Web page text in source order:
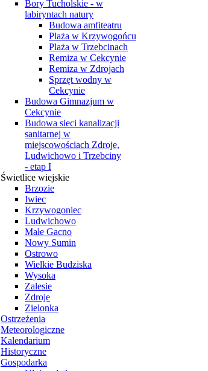
Bory Tucholskie - w
labiryntach natury
Budowa amfiteatru
Plaża w Krzywogońcu
Plaża w Trzebcinach
Remiza w Cekcynie
Remiza w Zdrojach
Sprzęt wodny w
Cekcynie
Budowa Gimnazjum w
Cekcynie
Budowa sieci kanalizacji
sanitarnej w
miejscowościach Zdroje,
Ludwichowo i Trzebciny
- etap I
Świetlice wiejskie
Brzozie
Iwiec
Krzywogoniec
Ludwichowo
Małe Gacno
Nowy Sumin
Ostrowo
Wielkie Budziska
Wysoka
Zalesie
Zdroje
Zielonka
Ostrzeżenia
Meteorologiczne
Kalendarium
Historyczne
Gospodarka